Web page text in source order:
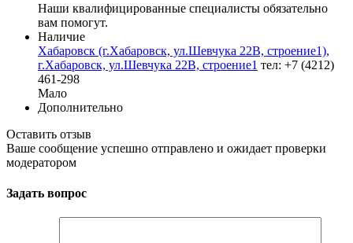
Наши квалифицированные специалисты обязательно
вам помогут.
Наличие
Хабаровск (г.Хабаровск, ул.Шевчука 22В, строение1),
г.Хабаровск, ул.Шевчука 22В, строение1 тел: +7 (4212)
461-298
Мало
Дополнительно
Оставить отзыв
Ваше сообщение успешно отправлено и ожидает проверки
модератором
Задать вопрос